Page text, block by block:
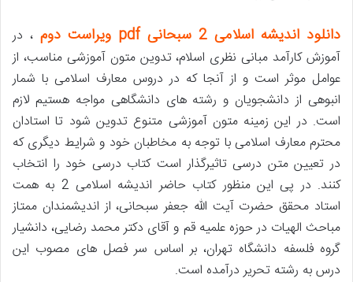
دانلود اندیشه اسلامی 2 سبحانی pdf ویراست دوم
، در
آموزش کارآمد مبانی نظری اسلام، تدوین متون آموزشی مناسب، از
عوامل موثر است و از آنجا که در دروس معارف اسلامی با شمار
انبوهی از دانشجویان و رشته های دانشگاهی مواجه هستیم لازم
است. در این زمینه متون آموزشی متنوع تدوین شود تا استادان
محترم معارف اسلامی با توجه به مخاطبان خود و شرایط دیگری که
در تعیین متن درسی تاثیرگذار است کتاب درسی خود را انتخاب
کنند. در پی این منظور کتاب حاضر اندیشه اسلامی 2 به همت
استاد محقق حضرت آیت الله جعفر سبحانی، از اندیشمندان ممتاز
مباحث الهیات در حوزه علمیه قم و آقای دکتر محمد رضایی، دانشیار
گروه فلسفه دانشگاه تهران، بر اساس سر فصل های مصوب این
درس به رشته تحریر درآمده است.